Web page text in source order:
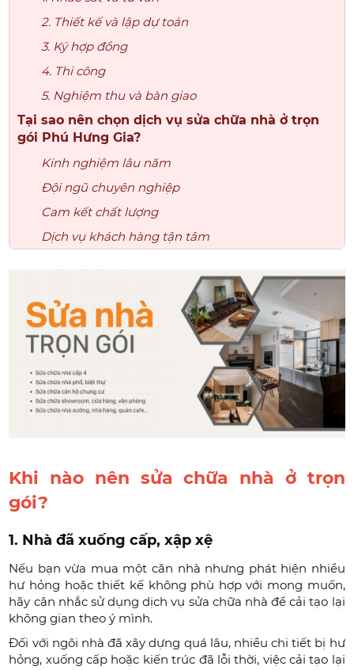
2. Thiết kế và lập dự toán
3. Ký hợp đồng
4. Thi công
5. Nghiệm thu và bàn giao
Tại sao nên chọn dịch vụ sửa chữa nhà ở trọn
gói Phú Hưng Gia?
Kinh nghiệm lâu năm
Đội ngũ chuyên nghiệp
Cam kết chất lượng
Dịch vụ khách hàng tận tâm
Khi nào nên sửa chữa nhà ở trọn
gói?
1. Nhà đã xuống cấp, xập xệ
Nếu bạn vừa mua một căn nhà nhưng phát hiện nhiều
hư hỏng hoặc thiết kế không phù hợp với mong muốn,
hãy cân nhắc sử dụng dịch vụ sửa chữa nhà để cải tạo lại
không gian theo ý mình.
Đối với ngôi nhà đã xây dựng quá lâu, nhiều chi tiết bị hư
hỏng, xuống cấp hoặc kiến trúc đã lỗi thời, việc cải tạo lại